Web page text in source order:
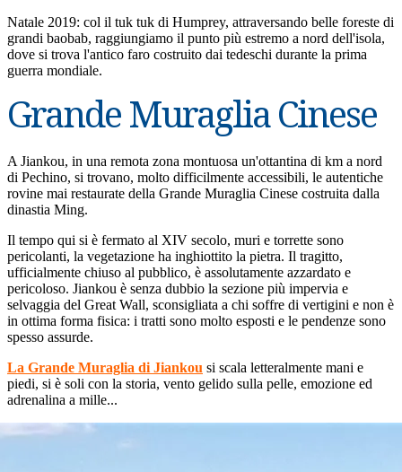
Natale 2019: col il tuk tuk di Humprey, attraversando belle foreste di
grandi baobab, raggiungiamo il punto più estremo a nord dell'isola,
dove si trova l'antico faro costruito dai tedeschi durante la prima
guerra mondiale.
Grande Muraglia Cinese
A Jiankou, in una remota zona montuosa un'ottantina di km a nord
di Pechino, si trovano, molto difficilmente accessibili, le autentiche
rovine mai restaurate della Grande Muraglia Cinese costruita dalla
dinastia Ming.
Il tempo qui si è fermato al XIV secolo, muri e torrette sono
pericolanti, la vegetazione ha inghiottito la pietra. Il tragitto,
ufficialmente chiuso al pubblico, è assolutamente azzardato e
pericoloso. Jiankou è senza dubbio la sezione più impervia e
selvaggia del Great Wall, sconsigliata a chi soffre di vertigini e non è
in ottima forma fisica: i tratti sono molto esposti e le pendenze sono
spesso assurde.
La Grande Muraglia di Jiankou si scala letteralmente mani e
piedi, si è soli con la storia, vento gelido sulla pelle, emozione ed
adrenalina a mille...